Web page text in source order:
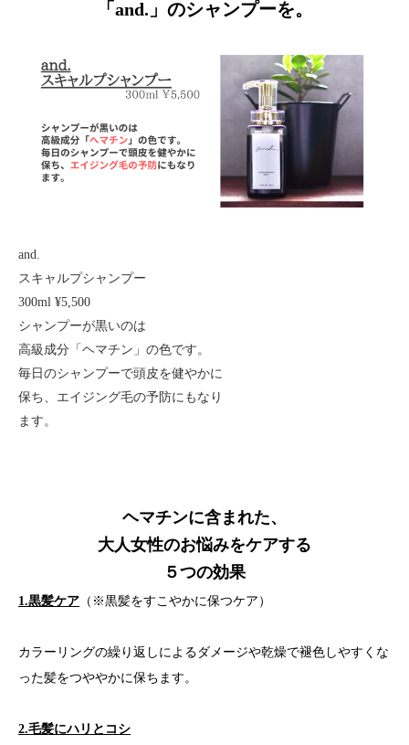
「and.」のシャンプーを。
and.
スキャルプシャンプー
300ml ¥5,500
シャンプーが黒いのは
高級成分「ヘマチン」の色です。
毎日のシャンプーで頭皮を健やかに
保ち、エイジング毛の予防にもなり
ます。
ヘマチンに含まれた、
大人女性のお悩みをケアする
５つの効果
1.黒髪ケア （※黒髪をすこやかに保つケア）
カラーリングの繰り返しによるダメージや乾燥で褪色しやすくな
った髪をつややかに保ちます。
2.毛髪にハリとコシ